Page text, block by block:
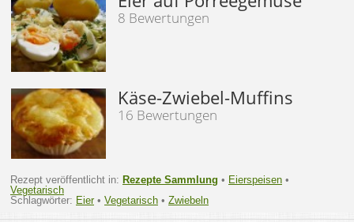
8 Bewertungen
Käse-Zwiebel-Muffins
16 Bewertungen
Rezept veröffentlicht in: Rezepte Sammlung • Eierspeisen •
Vegetarisch
Schlagwörter: Eier• Vegetarisch • Zwiebeln